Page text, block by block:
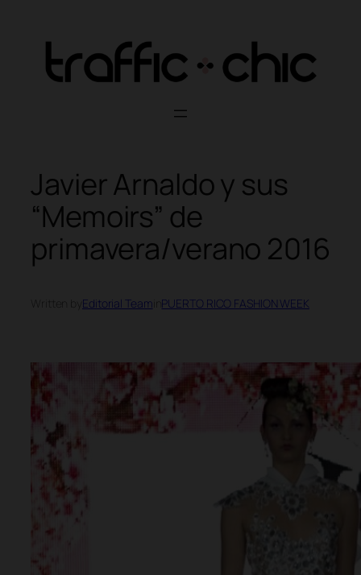
content
Javier Arnaldo y sus
“Memoirs” de
primavera/verano 2016
Editorial Team PUERTO RICO FASHION WEEK